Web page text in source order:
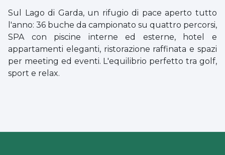
Sul Lago di Garda, un rifugio di pace aperto tutto
l'anno: 36 buche da campionato su quattro percorsi,
SPA con piscine interne ed esterne, hotel e
appartamenti eleganti, ristorazione raffinata e spazi
per meeting ed eventi. L'equilibrio perfetto tra golf,
sport e relax.